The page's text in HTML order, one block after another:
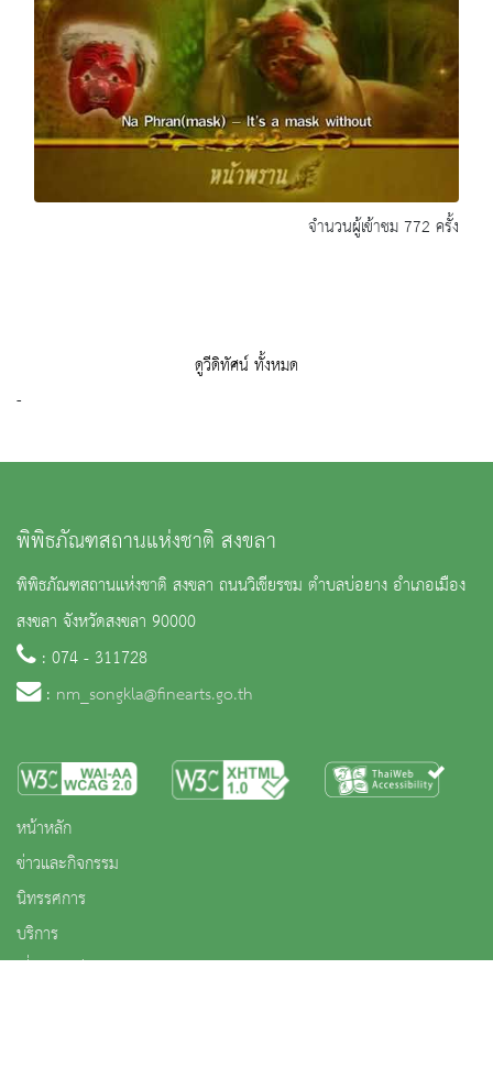
จำนวนผู้เข้าชม 772 ครั้ง
ดูวีดิทัศน์ ทั้งหมด
-
พิพิธภัณฑสถานแห่งชาติ สงขลา
พิพิธภัณฑสถานแห่งชาติ สงขลา ถนนวิเชียรชม ตำบลบ่อยาง อำเภอเมือง
สงขลา จังหวัดสงขลา 90000
: 074 - 311728
: nm_songkla@finearts.go.th
หน้าหลัก
ข่าวและกิจกรรม
นิทรรศการ
บริการ
เกี่ยวกับหน่วยงาน